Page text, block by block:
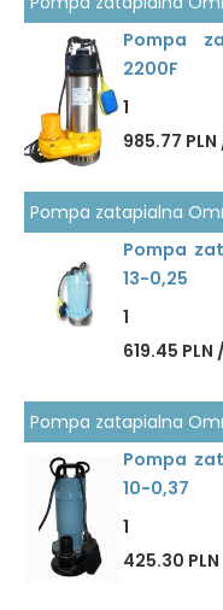
Pompa
2200F
1
985.77
Pompa zatapialna
Pompa
13-0,25
1
619.45
Pompa zatapialna
Pompa
10-0,37
1
425.30